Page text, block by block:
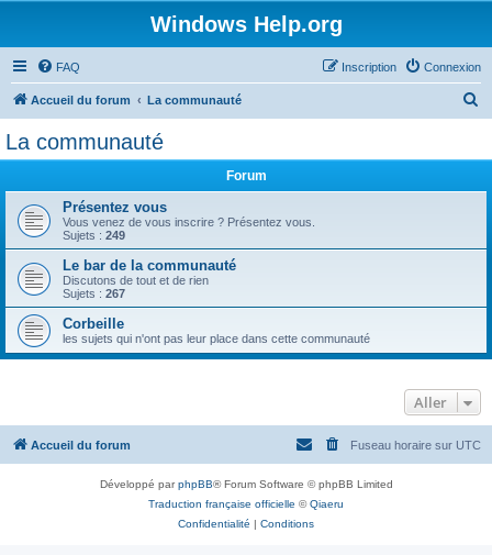
Windows Help.org
FAQ Connexion
Inscription
Accueil du forum La communauté
e
La communauté
Forum
Présentez vous
Vous venez de vous inscrire ? Présentez vous.
Sujets : 249
Le bar de la communauté
Discutons de tout et de rien
Sujets : 267
Corbeille
les sujets qui n'ont pas leur place dans cette communauté
Aller
Accueil du forum Fuseau horaire sur UTC
Développé parphpBB® Forum Software © phpBB Limited
Traduction française officielle ©Qiaeru
Confidentialité | Conditions